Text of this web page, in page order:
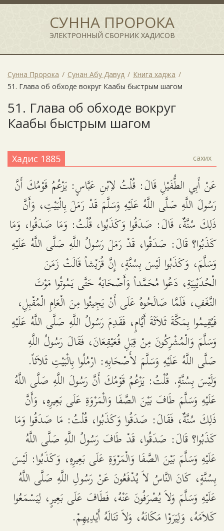
СУННА ПРОРОКА
ЭЛЕКТРОННЫЙ СБОРНИК ХАДИСОВ
Сунна Пророка Сунан Абу Давуд
Книга хаджа
51. Глава об обходе вокруг Каабы быстрым шагом
51. Глава об обходе вокруг
Каабы быстрым шагом
Хадис 1885 сахих
عَنْ أَبِي الطُّفَيْلِ قَالَ: قُلْتُ لاِبْنِ عَبَّاسٍ: يَزْعُمُ قَوْمُكَ أَنَّ
رَسُولَ اللَّهِ صَلَّى اللَّهُ عَلَيْهِ وَسَلَّمَ قَدْ رَمَلَ بِالْبَيْتِ، وَأَنَّ
ذَلِكَ سُنَّةٌ، قَالَ: صَدَقُوا وَكَذَبُوا، قُلْتُ: وَمَا صَدَقُوا، وَمَا
كَذَبُوا؟ قَالَ: صَدَقُوا، قَدْ رَمَلَ رَسُولُ اللَّهِ صَلَّى اللَّهُ عَلَيْهِ
وَسَلَّمَ، وَكَذَبُوا لَيْسَ بِسُنَّةٍ، إِنَّ قُرَيْشاً قَالَتْ زَمَنَ
الْحُدَيْبِيَةِ، دَعُوا مُحَمَّداً وَأَصْحَابَهُ حَتَّى يَمُوتُوا مَوْتَ
النَّغَفِ، فَلَمَّا صَالَحُوهُ عَلَى أَنْ يَجِيئُوا مِنَ الْعَاِمِ الْمُقْبِلِ،
فَيُقِيمُوا بِمَكَّةَ ثَلاَثَةَ أَيَّامٍ، فَقَدِمَ رَسُولُ اللَّهِ صَلَّى اللَّهُ عَلَيْهِ
وَسَلَّمَ وَالْمُشْرِكُونَ مِنْ قِبَلِ قُعَيْقِعَانَ، فَقَالَ رَسُولُ اللَّهِ
صَلَّى اللَّهُ عَلَيْهِ وَسَلَّمَ لأَصْحَابِهِ: ارْمُلُوا بِالْبَيْتِ ثَلاَثاً.
وَلَيْسَ بِسُنَّةٍ. قُلْتُ: يَزْعُمُ قَوْمُكَ أَنَّ رَسُولَ اللَّهِ صَلَّى اللَّهُ
عَلَيْهِ وَسَلَّمَ طَافَ بَيْنَ الصَّفَا وَالْمَرْوَةِ عَلَى بَعِيرِهِ، وَأَنَّ
ذَلِكَ سُنَّةٌ، فَقَالَ: صَدَقُوا وَكَذَبُوا، قُلْتُ: مَا صَدَقُوا وَمَا
كَذَبُوا؟ قَالَ: صَدَقُوا، قَدْ طَافَ رَسُولُ اللَّهِ صَلَّى اللَّهُ
عَلَيْهِ وَسَلَّمَ بَيْنَ الصَّفَا وَالْمَرْوَةِ عَلَى بَعِيرِهِ، وَكَذَبُوا: لَيْسَ
بِسُنَّةٍ، كَانَ النَّاسُ لاَ يُدْفَعُونَ عَنْ رَسُولِ اللَّهِ صَلَّى اللَّهُ
عَلَيْهِ وَسَلَّمَ وَلاَ يُصْرَفُونَ عَنْهُ، فَطَافَ عَلَى بَعِيرٍ، لِيَسْمَعُوا
كَلاَمَهُ، وَلِيَرَوْا مَكَانَهُ، وَلاَ تَنَالَهُ أَيْدِيهِمْ.